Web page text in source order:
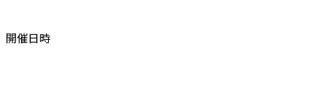
開催日時